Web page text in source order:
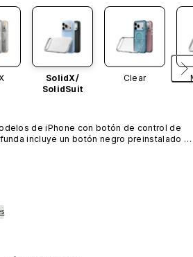
SolidX/
SolidSuit
Clear
de iPhone con botón de control de
incluye un botón negro preinstalado